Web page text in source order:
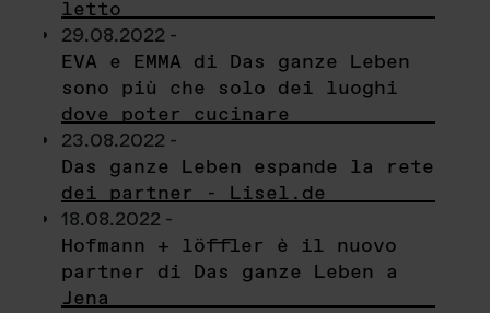
letto
29.08.2022 -
EVA e EMMA di Das ganze Leben
sono più che solo dei luoghi
dove poter cucinare
23.08.2022 -
Das ganze Leben espande la rete
dei partner - Lisel.de
18.08.2022 -
Hofmann + löffler è il nuovo
partner di Das ganze Leben a
Jena